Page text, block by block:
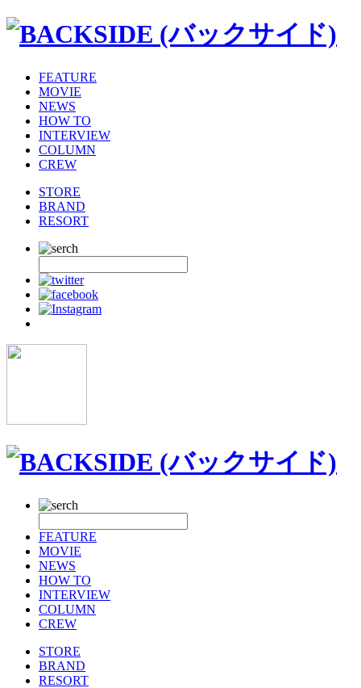
FEATURE
MOVIE
NEWS
HOW TO
INTERVIEW
COLUMN
CREW
STORE
BRAND
RESORT
FEATURE
MOVIE
NEWS
HOW TO
INTERVIEW
COLUMN
CREW
STORE
BRAND
RESORT